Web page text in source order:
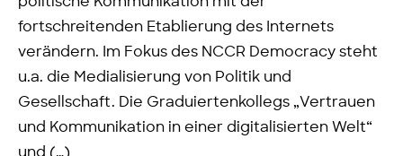
fortschreitenden Etablierung des Internets
verändern. Im Fokus des NCCR Democracy steht
u.a. die Medialisierung von Politik und
Gesellschaft. Die Graduiertenkollegs „Vertrauen
und Kommunikation in einer digitalisierten Welt“
und (…)